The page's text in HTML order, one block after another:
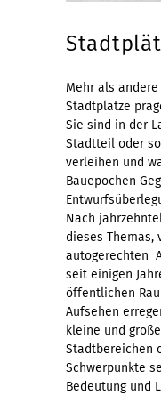
Mehr als
Stadtplätze
Sie sind in der
Stadtteil oder
verleihen und
Bauepochen
Nach
dieses Themas,
autogerechten
seit einigen
öffentlichen
Aufsehen
kleine und
Stadtbereichen
Schwerpunkte
Bedeutung und